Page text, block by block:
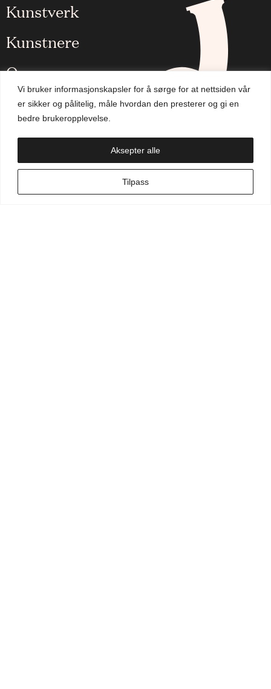
Vi bruker informasjonskapsler for å sørge for at nettsiden vår
er sikker og pålitelig, måle hvordan den presterer og gi en
bedre brukeropplevelse.
Tilpass
Aksepter alle
Kunstverk
Kunstnere
Om oss
Aktuelt
Handlekurv
NO